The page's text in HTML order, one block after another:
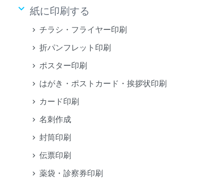
keyboard_arrow_down 紙に印刷する
チラシ・フライヤー印刷
折パンフレット印刷
ポスター印刷
はがき・ポストカード・挨拶状印刷
カード印刷
名刺作成
封筒印刷
伝票印刷
薬袋・診察券印刷